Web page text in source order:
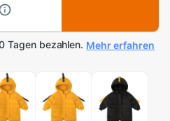
Tagen bezahlen. Mehr erfahren